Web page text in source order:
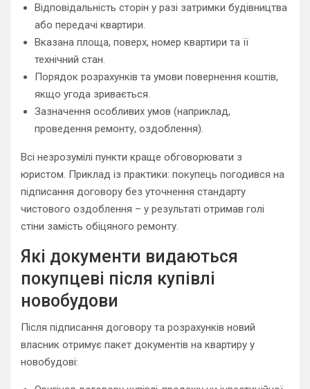
Відповідальність сторін у разі затримки будівництва
або передачі квартири.
Вказана площа, поверх, номер квартири та її
технічний стан.
Порядок розрахунків та умови повернення коштів,
якщо угода зривається.
Зазначення особливих умов (наприклад,
проведення ремонту, оздоблення).
Всі незрозумілі пункти краще обговорювати з
юристом. Приклад із практики: покупець погодився на
підписання договору без уточнення стандарту
чистового оздоблення – у результаті отримав голі
стіни замість обіцяного ремонту.
Які документи видаються
покупцеві після купівлі
новобудови
Після підписання договору та розрахунків новий
власник отримує пакет документів на квартиру у
новобудові: